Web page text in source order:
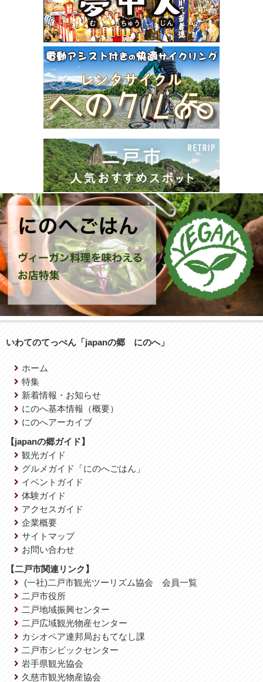
いわてのてっぺん「japanの郷 にのへ」
ホーム
特集
新着情報・お知らせ
にのへ基本情報（概要）
にのへアーカイブ
【japanの郷ガイド】
観光ガイド
グルメガイド「にのへごはん」
イベントガイド
体験ガイド
アクセスガイド
企業概要
サイトマップ
お問い合わせ
【二戸市関連リンク】
(一社)二戸市観光ツーリズム協会 会員一覧
二戸市役所
二戸地域振興センター
二戸広域観光物産センター
カシオペア連邦局おもてなし課
二戸市シビックセンター
岩手県観光協会
久慈市観光物産協会